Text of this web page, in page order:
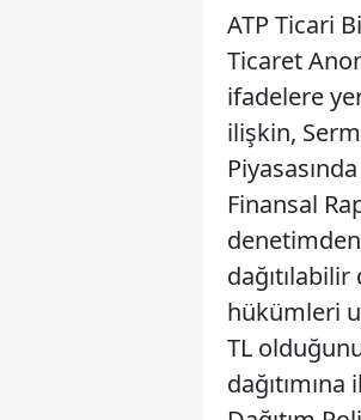
ATP Ticari
Ticaret
ifadelere
ilişkin,
Finansal
hükümleri
TL